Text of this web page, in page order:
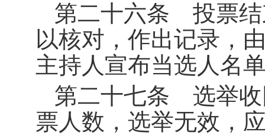
第二十六条 投票结
以核对，作出记录，
主持人宣布当选人名
第二十七条 选举收
票人数，选举无效，